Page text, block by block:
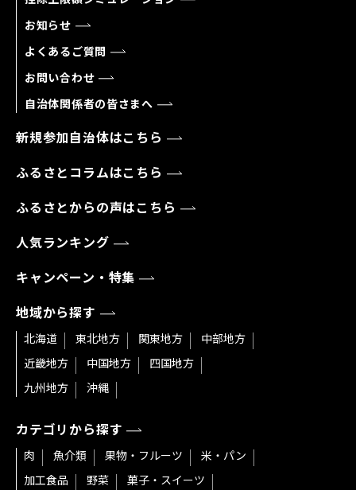
お知らせ
よくあるご質問
お問い合わせ
自治体関係者の皆さまへ
新規参加自治体はこちら
ふるさとコラムはこちら
ふるさとからの声はこちら
人気ランキング
キャンペーン・特集
地域から探す
北海道 東北地方 関東地方
中部地方
近畿地方
中国地方
四国地方
九州地方
沖縄
カテゴリから探す
肉 魚介類 果物・フルーツ
米・パン
加工食品
野菜
菓子・スイーツ